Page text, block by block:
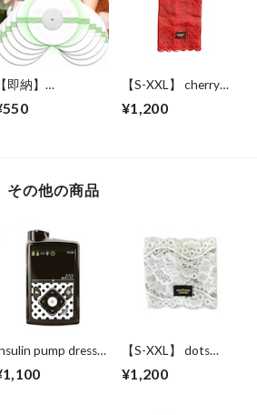
【即納】
枚［センサ
【S-XXL】 cherry
¥1,200
その他の商品
pump dress
【S-XXL】 dots
¥1,200